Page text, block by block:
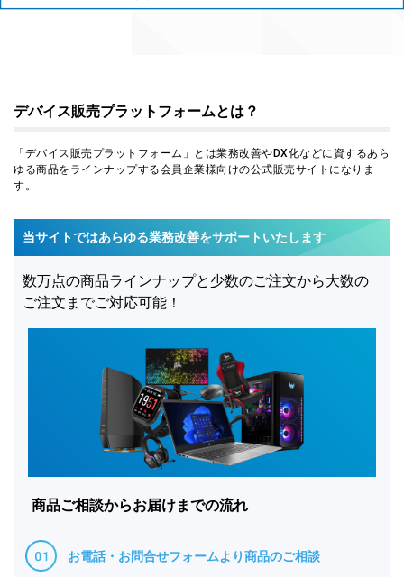
デバイス販売プラットフォームとは？
「デバイス販売プラットフォーム」とは業務改善やDX化などに資するあら
ゆる商品をラインナップする会員企業様向けの公式販売サイトになりま
す。
当サイトではあらゆる業務改善をサポートいたします
数万点の商品ラインナップと少数のご注文から大数の
ご注文までご対応可能！
商品ご相談からお届けまでの流れ
お電話・お問合せフォームより商品のご相談